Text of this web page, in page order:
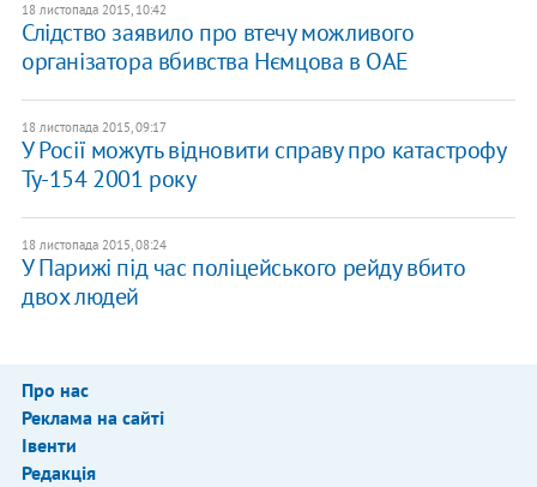
18 листопада 2015, 10:42
Слідство заявило про втечу можливого
організатора вбивства Нємцова в ОАЕ
18 листопада 2015, 09:17
У Росії можуть відновити справу про катастрофу
Ту-154 2001 року
18 листопада 2015, 08:24
У Парижі під час поліцейського рейду вбито
двох людей
Про нас
Реклама на сайті
Івенти
Редакція